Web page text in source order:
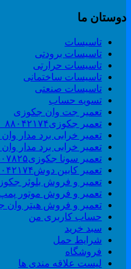
ما
تاسیسات
تاسیسات برودتی
تاسیسات حرارتی
تاسیسات ساختمانی
تاسیسات صنعتی
تسویه حساب
تعمیر جت وان جکوزی
تعمیر جکوزی۸۸۰۴۲۱۷۴_فروش وان_جکوزی
تعمیر خرابی برد مدار وان
تعمیر خرابی برد مدار وان
تعمیر سونا جکوزی۰۹۱۲۱۵۰۷۸۲۵#| Sauna | Jacuzzi
تعمیر کابین دوش۸۸۰۴۲۱۷۴_فروش کابین دوش
تعمیر و فروش بلوئر جکوزی
تعمیر و فروش موتور پمپ
تعمیر و فروش هیتر وان
حساب کاربری من
سبد خرید
شرایط حمل
فروشگاه
لیست علاقه مندی ها